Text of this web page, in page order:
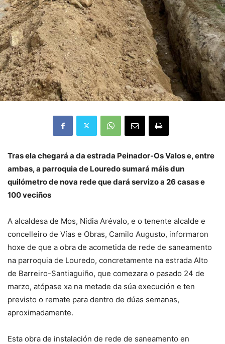
Tras ela chegará a da estrada Peinador-Os Valos e, entre
ambas, a parroquia de Louredo sumará máis dun
quilómetro de nova rede que dará servizo a 26 casas e
100 veciños
A alcaldesa de Mos, Nidia Arévalo, e o tenente alcalde e
concelleiro de Vías e Obras, Camilo Augusto, informaron
hoxe de que a obra de acometida de rede de saneamento
na parroquia de Louredo, concretamente na estrada Alto
de Barreiro-Santiaguiño, que comezara o pasado 24 de
marzo, atópase xa na metade da súa execución e ten
previsto o remate para dentro de dúas semanas,
aproximadamente.
Esta obra de instalación de rede de saneamento en